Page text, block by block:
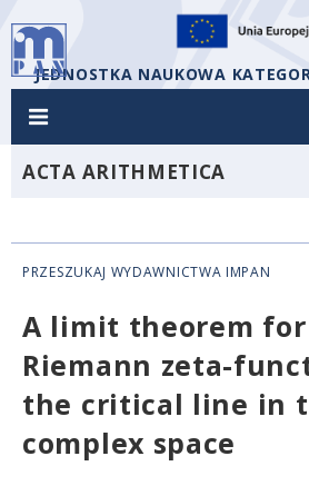
JEDNOSTKA NAUKOWA
ACTA ARITHMETICA
PRZESZUKAJ WYDAWNICTWA IMPAN
A limit theorem
Riemann zeta-
the critical line in
complex space